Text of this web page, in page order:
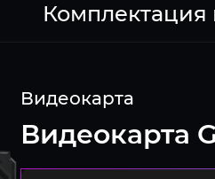
Комплектация
Видеокарта
Видеокарта